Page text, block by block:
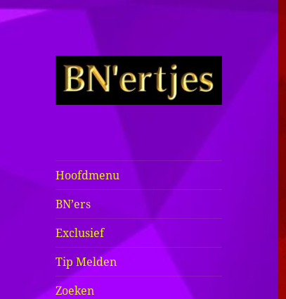
Sexy BN'ers /
Nederlanders
Half Naakt /
Bloot
Hoofdmenu
BN’ers
Exclusief
Tip Melden
Zoeken